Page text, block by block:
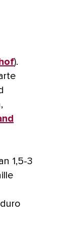
).
1,5-3